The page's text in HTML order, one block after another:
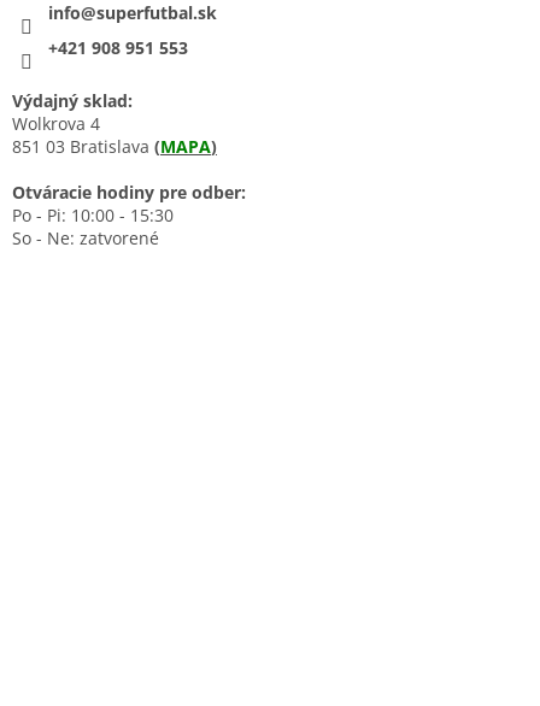
info@superfutbal.sk
+421 908 951 553
Výdajný sklad:
Wolkrova 4
851 03 Bratislava (MAPA)
Otváracie hodiny pre odber:
Po - Pi: 10:00 - 15:30
So - Ne: zatvorené